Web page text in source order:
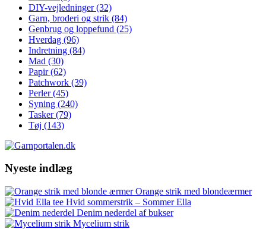
DIY-vejledninger(32)
Garn, broderi og strik (84)
Genbrug og loppefund (25)
Hverdag (96)
Indretning (84)
Mad (30)
Papir(62)
Patchwork (39)
Perler(45)
Syning (240)
Tasker(79)
Tøj (143)
Nyeste indlæg
Orange strik med blondeærmer
Hvid sommerstrik – Sommer Ella
Denim nederdel af bukser
Mycelium strik